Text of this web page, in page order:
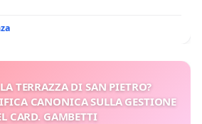
TERRAZZA DI SAN PIETRO?
CANONICA SULLA GESTIONE
CARD. GAMBETTI